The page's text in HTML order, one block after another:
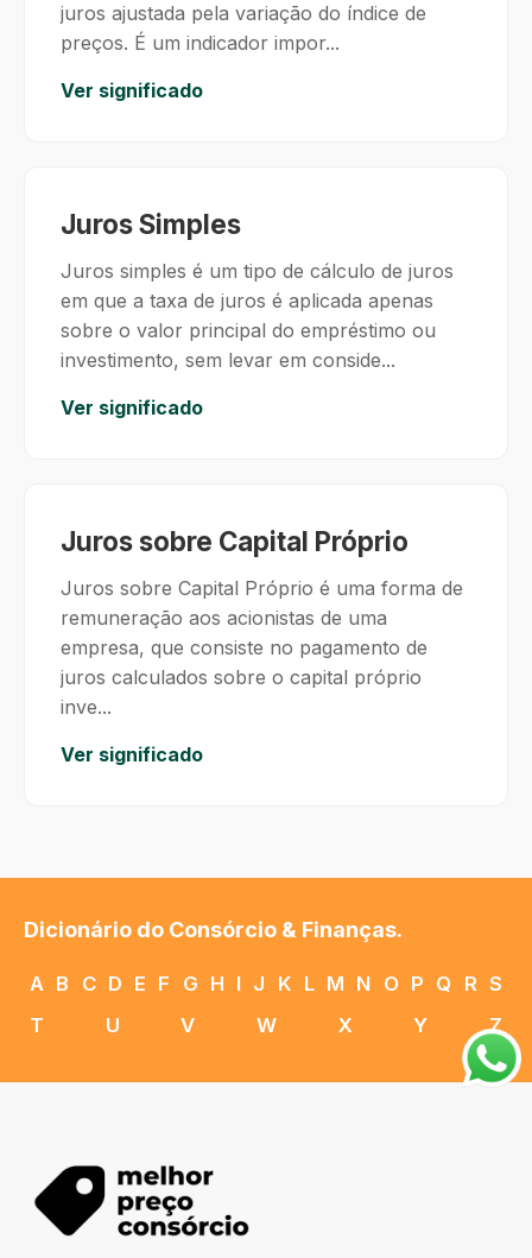
juros ajustada pela variação do índice de
preços. É um indicador impor...
Ver significado
Juros Simples
Juros simples é um tipo de cálculo de juros
em que a taxa de juros é aplicada apenas
sobre o valor principal do empréstimo ou
investimento, sem levar em conside...
Ver significado
Juros sobre Capital Próprio
Juros sobre Capital Próprio é uma forma de
remuneração aos acionistas de uma
empresa, que consiste no pagamento de
juros calculados sobre o capital próprio
inve...
Ver significado
Dicionário do Consórcio & Finanças.
A B C D E F G H I J K L M N O P Q R S
T
U V W X Y Z